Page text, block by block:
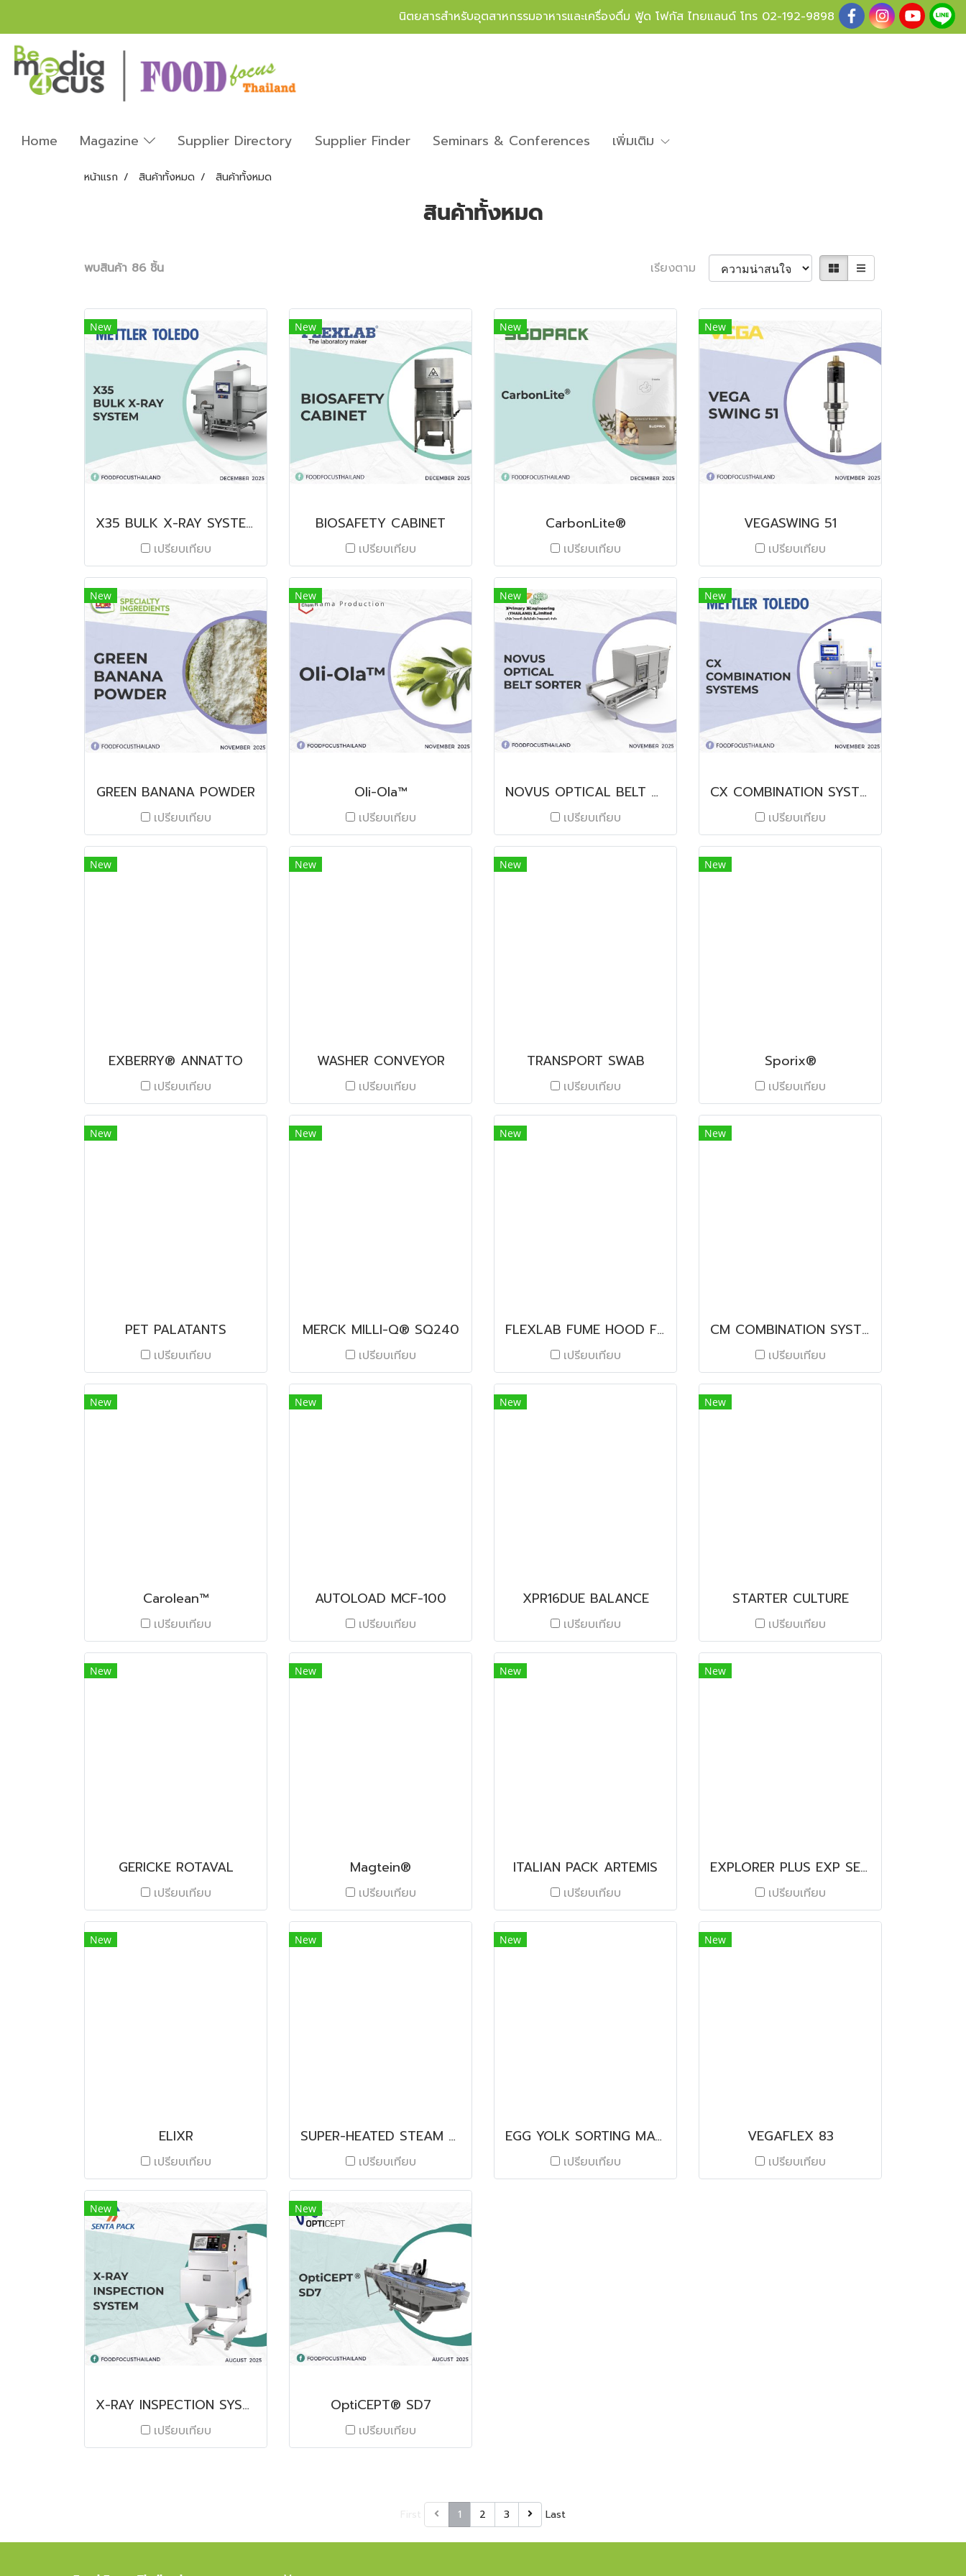
นิตยสารสำหรับอุตสาหกรรมอาหารและเครื่องดื่ม ฟู้ด โฟกัส ไทยแลนด์ โทร 02-192-9898
Home Magazine Supplier Directory Supplier Finder Seminars & Conferences เพิ่มเติม
หน้าแรก สินค้าทั้งหมด สินค้าทั้งหมด
สินค้าทั้งหมด
พบสินค้า 86 ชิ้น เรียงตาม
New
X35 BULK X-RAY SYSTEM
เปรียบเทียบ
New
BIOSAFETY CABINET
เปรียบเทียบ
New
CarbonLite®
เปรียบเทียบ
New
VEGASWING 51
เปรียบเทียบ
New
GREEN BANANA POWDER
เปรียบเทียบ
New
Oli-Ola™
เปรียบเทียบ
New
NOVUS OPTICAL BELT SORTER
เปรียบเทียบ
New
CX COMBINATION SYSTEMS
เปรียบเทียบ
New
EXBERRY® ANNATTO
เปรียบเทียบ
New
WASHER CONVEYOR
เปรียบเทียบ
New
TRANSPORT SWAB
เปรียบเทียบ
New
Sporix®
เปรียบเทียบ
New
PET PALATANTS
เปรียบเทียบ
New
MERCK MILLI-Q® SQ240
เปรียบเทียบ
New
FLEXLAB FUME HOOD FFH SERIES
เปรียบเทียบ
New
CM COMBINATION SYSTEMS
เปรียบเทียบ
New
Carolean™
เปรียบเทียบ
New
AUTOLOAD MCF-100
เปรียบเทียบ
New
XPR16DUE BALANCE
เปรียบเทียบ
New
STARTER CULTURE
เปรียบเทียบ
New
GERICKE ROTAVAL
เปรียบเทียบ
New
Magtein®
เปรียบเทียบ
New
ITALIAN PACK ARTEMIS
เปรียบเทียบ
New
EXPLORER PLUS EXP SERIES
เปรียบเทียบ
New
ELIXR
เปรียบเทียบ
New
SUPER-HEATED STEAM OVEN
เปรียบเทียบ
New
EGG YOLK SORTING MACHINE
เปรียบเทียบ
New
VEGAFLEX 83
เปรียบเทียบ
New
X-RAY INSPECTION SYSTEM
เปรียบเทียบ
New
OptiCEPT® SD7
เปรียบเทียบ
1 2 3 Last